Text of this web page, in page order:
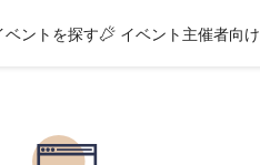
ベントを探す イベント主催者向け